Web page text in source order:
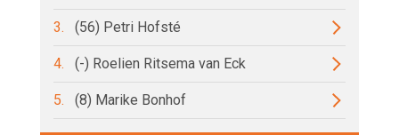
3. (56) Petri Hofsté
4. (-) Roelien Ritsema van Eck
5. (8) Marike Bonhof